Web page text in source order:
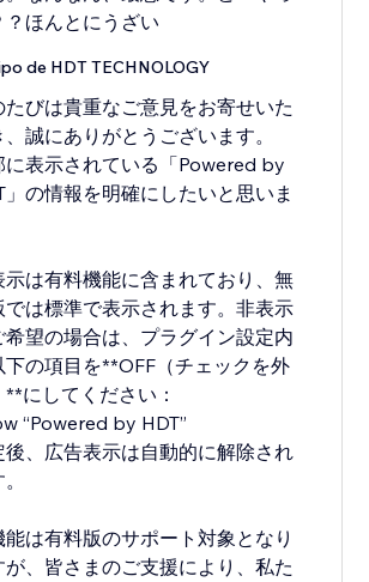
ほんとにうざい
de HDT TECHNOLOGY
たびは貴重なご意見をお寄せいた
、誠にありがとうございます。
に表示されている「Powered by
」の情報を明確にしたいと思いま
示は有料機能に含まれており、無
では標準で表示されます。非表示
希望の場合は、プラグイン設定内
下の項目を**OFF（チェックを外
**にしてください：
“Powered by HDT”
後、広告表示は自動的に解除され
能は有料版のサポート対象となり
が、皆さまのご支援により、私た